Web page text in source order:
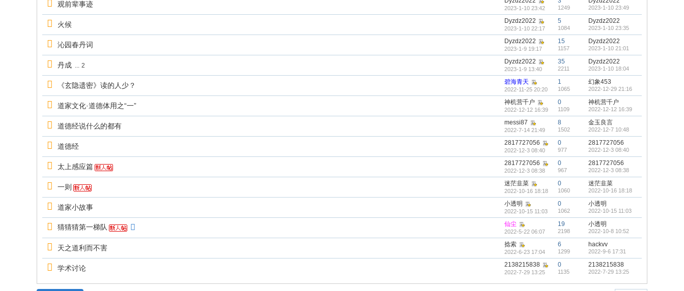
观前辈事迹 2023-1-10 23:42 1249 2023-1-10 23:49
火候 Dyzdz2022
2023-1-10 22:17
5
1084
Dyzdz2022
2023-1-10 23:35
沁园春丹词 Dyzdz2022
2023-1-9 19:17
15
1157
Dyzdz2022
2023-1-10 21:01
丹成 ... 2
Dyzdz2022
2023-1-9 13:40
35
2211
Dyzdz2022
2023-1-10 18:04
《玄隐遗密》读的人少？ 碧海青天
2022-11-25 20:20
1
1065
幻象453
2022-12-29 21:16
道家文化·道德体用之“一” 神机营千户
2022-12-12 16:39
0
1109
神机营千户
2022-12-12 16:39
道德经说什么的都有 messi87
2022-7-14 21:49
8
1502
金玉良言
2022-12-7 10:48
道德经 2817727056
2022-12-3 08:40
0
977
2817727056
2022-12-3 08:40
太上感应篇 2817727056
2022-12-3 08:38
0
967
2817727056
2022-12-3 08:38
一则 迷茫韭菜
2022-10-16 18:18
0
1060
迷茫韭菜
2022-10-16 18:18
道家小故事 小透明
2022-10-15 11:03
0
1062
小透明
2022-10-15 11:03
猜猜猜第一梯队 仙尘
2022-5-22 06:07
19
2198
小透明
2022-10-8 10:52
天之道利而不害 捻索
2022-6-23 17:04
6
1299
hackvv
2022-9-6 17:31
学术讨论 2138215838
2022-7-29 13:25
0
1135
2138215838
2022-7-29 13:25